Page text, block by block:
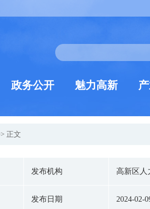
政务公开 魅力高新
正文
发布机构 高新区人
发布日期 2024-02-